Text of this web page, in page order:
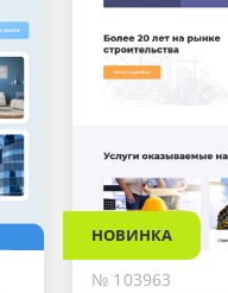
НОВИНКА
№ 103963